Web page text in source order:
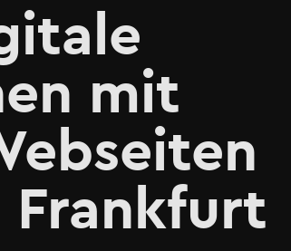
mit